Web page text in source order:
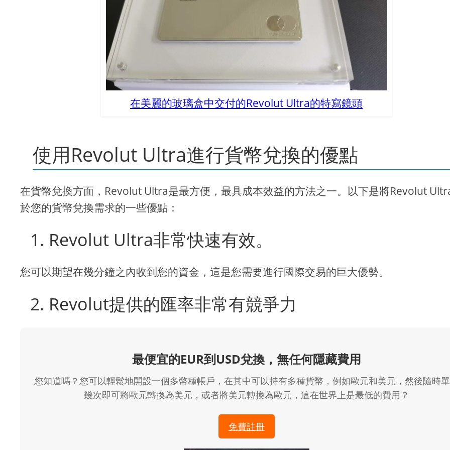
在美麗的玻璃盒中交付的Revolut Ultra的特寫鏡頭
使用Revolut Ultra進行貨幣兌換的優點
在貨幣兌換方面，Revolut Ultra是最方便，最具成本效益的方法之一。以下是將Revolut
於您的貨幣兌換需求的一些優點：
1. Revolut Ultra非常快速有效。
您可以期望在幾分鐘之內收到您的資金，這是您需要進行國際交易的巨大優勢。
2. Revolut提供的匯率非常有競爭力
最便宜的EUR到USD兌換，無任何隱藏費用
您知道嗎？您可以輕鬆地開設一個多幣種帳戶，在其中可以持有多種貨幣，例如歐元和美元，然後隨時
幾次即可將歐元轉換為美元，或者將美元轉換為歐元，這在世界上是最低的費用？
免費註冊